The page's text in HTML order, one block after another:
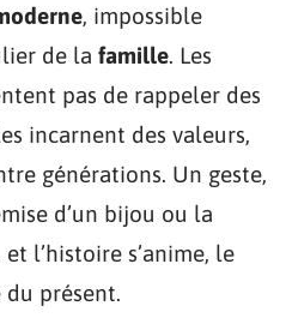
, impossible
de la famille. Les
pas de rappeler des
incarnent des valeurs,
générations. Un geste,
d’un bijou ou la
l’histoire s’anime, le
du présent.